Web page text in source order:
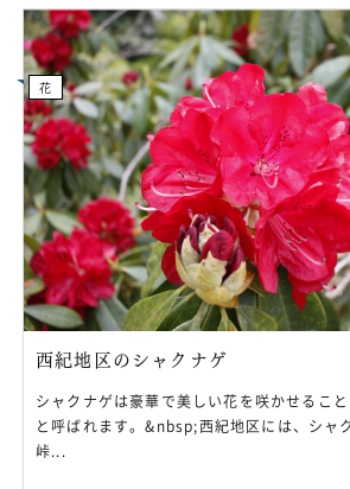
西紀地区のシャクナゲ
シャクナゲは豪華で美しい花を咲かせること
と呼ばれます。&nbsp;西紀地区には、シャ
峠...
花